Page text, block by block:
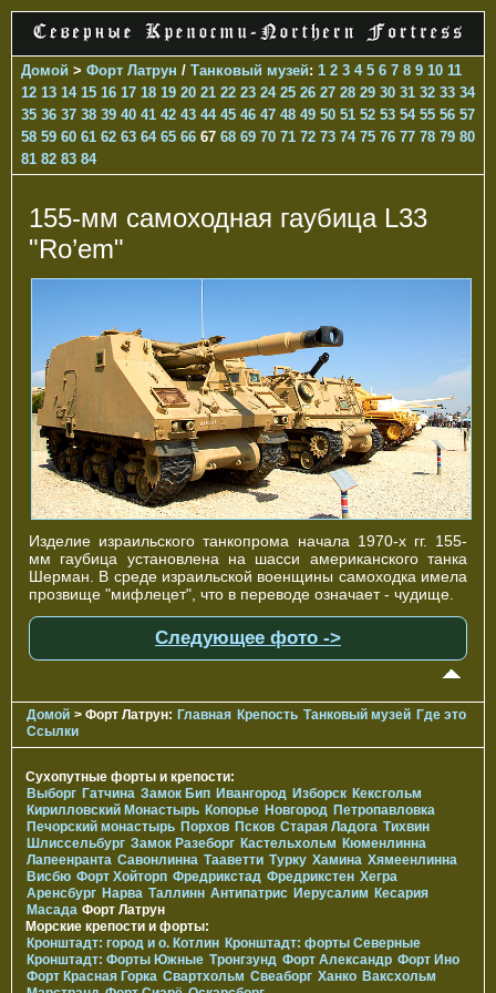
Домой > Форт Латрун / Танковый музей: 1 2 3 4 5 6 7 8 9 10 11
12 13 14 15 16 17 18 19 20 21 22 23 24 25 26 27 28 29 30 31 32 33 34
35 36 37 38 39 40 41 42 43 44 45 46 47 48 49 50 51 52 53 54 55 56 57
58 59 60 61 62 63 64 65 66 67 68 69 70 71 72 73 74 75 76 77 78 79 80
81 82 83 84
155-мм самоходная гаубица L33
"Ro’em"
Изделие израильского танкопрома начала 1970-х гг. 155-
мм гаубица установлена на шасси американского танка
Шерман. В среде израильской военщины самоходка имела
прозвище "мифлецет", что в переводе означает - чудище.
Следующее фото ->
Домой > Форт Латрун: Главная Крепость Танковый музей Где это
Ссылки
Сухопутные форты и крепости:
Выборг Гатчина Замок Бип Ивангород Изборск Кексгольм
Кирилловский Монастырь Копорье Новгород Петропавловка
Печорcкий монастырь Порхов Псков Старая Ладога Тихвин
Шлиссельбург Замок Разеборг Кастельхольм Кюменлинна
Лапеенранта Савонлинна Тааветти Турку Хамина Хямеенлинна
Висбю Форт Хойторп Фредрикстад Фредрикстен Хегра
Аренсбург Нарва Таллинн Антипатрис Иерусалим Кесария
Масада Форт Латрун
Морские крепости и форты:
Кронштадт: город и о. Котлин Кронштадт: форты Северные
Кронштадт: Форты Южные Тронгзунд Форт Александр Форт Ино
Форт Красная Горка Свартхольм Свеаборг Ханко Ваксхольм